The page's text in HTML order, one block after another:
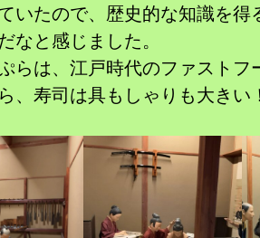
いたので、歴史的な知識を得
なと感じました。
らは、江戸時代のファストフ
、寿司は具もしゃりも大きい！